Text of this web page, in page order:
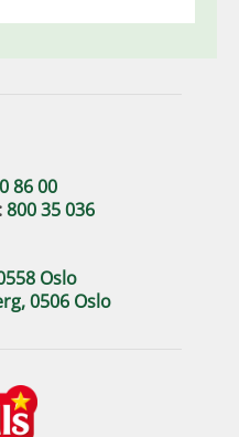
86 00
800 35 036
Oslo
0506 Oslo